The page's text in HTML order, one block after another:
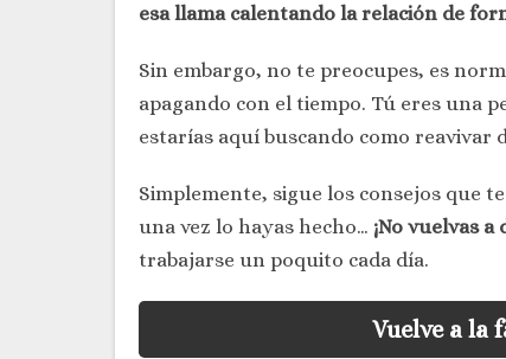
esa llama calentando la relación de
Sin embargo, no te preocupes, es
apagando con el tiempo. Tú eres una
estarías aquí buscando como reavivar
Simplemente, sigue los consejos que
una vez lo hayas hecho… ¡No vuelvas
trabajarse un poquito cada día.
Vuelve a la